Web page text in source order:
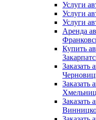
Услуги
Услуги
Услуги
Аренда
Купить
Заказать
Заказать
Заказать